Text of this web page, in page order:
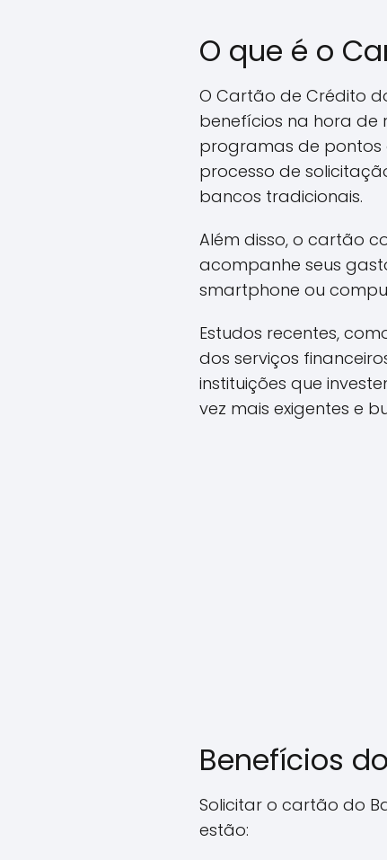
O que é o
O Cartão de Crédito
benefícios na hora de
programas de pontos
processo de
bancos tradicionais.
Além disso, o cartão
acompanhe seus
smartphone ou
Estudos recentes,
dos serviços
instituições que
vez mais exigentes e
Benefícios
Solicitar o cartão do
estão: